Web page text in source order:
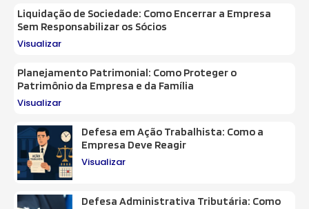
Liquidação de Sociedade: Como Encerrar a Empresa
Sem Responsabilizar os Sócios
Visualizar
Planejamento Patrimonial: Como Proteger o
Patrimônio da Empresa e da Família
Visualizar
Defesa em Ação Trabalhista: Como a
Empresa Deve Reagir
Visualizar
Defesa Administrativa Tributária: Como